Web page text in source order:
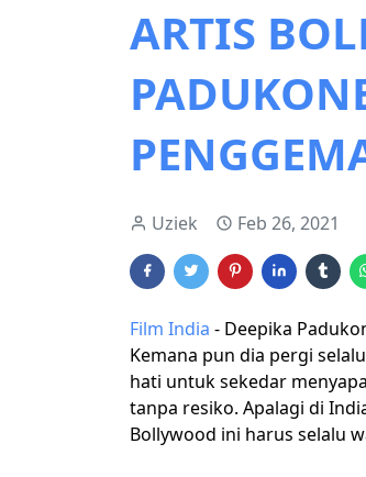
ARTIS
Uziek Feb 26, 2021
Film India - Deepika
Kemana pun dia pergi
hati untuk sekedar
tanpa resiko. Apalagi di
Bollywood ini harus selalu